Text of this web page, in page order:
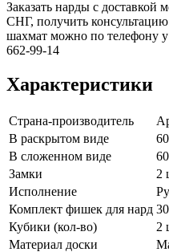
Заказать нарды с доставкой
СНГ, получить
шахмат можно по телефону
662-99-14
Характеристики
Страна-производитель
В раскрытом виде
В сложенном виде
Замки
2
Исполнение
Комплект фишек для нард
Кубики (кол-во)
2
Материал доски